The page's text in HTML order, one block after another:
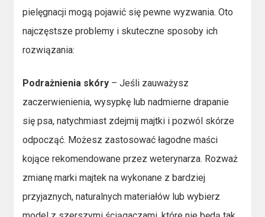
pielęgnacji mogą pojawić się pewne wyzwania. Oto
najczęstsze problemy i skuteczne sposoby ich
rozwiązania:
Podrażnienia skóry – Jeśli zauważysz
zaczerwienienia, wysypkę lub nadmierne drapanie
się psa, natychmiast zdejmij majtki i pozwól skórze
odpocząć. Możesz zastosować łagodne maści
kojące rekomendowane przez weterynarza. Rozważ
zmianę marki majtek na wykonane z bardziej
przyjaznych, naturalnych materiałów lub wybierz